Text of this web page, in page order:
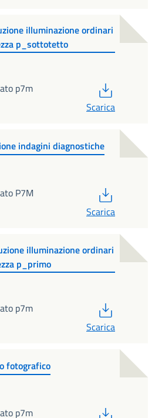
illuminazione ordinari
p_sottotetto
p7m
Scarica
indagini diagnostiche
P7M
Scarica
illuminazione ordinari
p_primo
p7m
Scarica
fotografico
p7m